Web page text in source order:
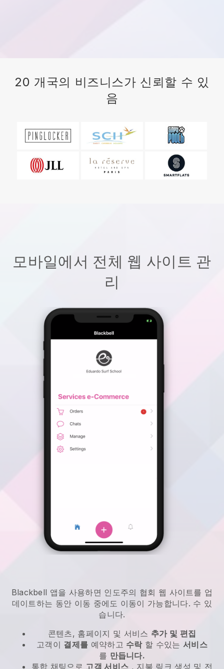
20 개국의 비즈니스가 신뢰할 수 있
음
모바일에서 전체 웹 사이트 관
리
Blackbell 앱을 사용하면 인도주의 협회 웹 사이트를 업
데이트하는 동안 이동 중에도 이동이 가능합니다. 수 있
습니다.
콘텐츠, 홈페이지 및 서비스 추가 및 편집
고객이 결제를 예약하고 수락할 수있는서비스
를 만듭니다.
통합 채팅으로 고객 서비스 , 지불 링크 생성 및 전